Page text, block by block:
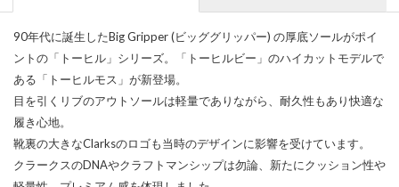
90年代に誕生したBig Gripper (ビッググリッパー) の厚底ソールがポイ
ントの「トーヒル」シリーズ。「トーヒルビー」のハイカットモデルで
ある「トーヒルモス」が新登場。
目を引くリブのアウトソールは軽量でありながら、耐久性もあり快適な
履き心地。
靴裏の大きなClarksのロゴも当時のデザインに影響を受けています。
クラークスのDNAやクラフトマンシップは勿論、新たにクッション性や